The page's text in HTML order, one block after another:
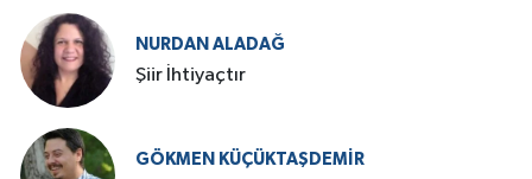
NURDAN ALADAĞ
Şiir İhtiyaçtır
GÖKMEN KÜÇÜKTAŞDEMIR